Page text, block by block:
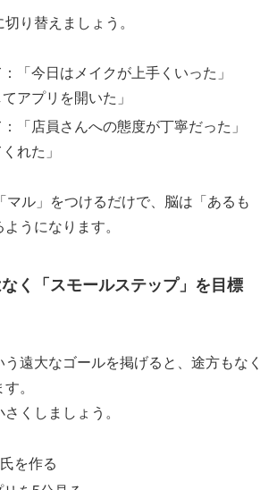
切り替えましょう。
「今日はメイクが上手くいった」
てアプリを開いた」
「店員さんへの態度が丁寧だった」
れた」
マル」をつけるだけで、脳は「あるも
うになります。
なく「スモールステップ」を目標
う遠大なゴールを掲げると、途方もなく
。
くしましょう。
を作る